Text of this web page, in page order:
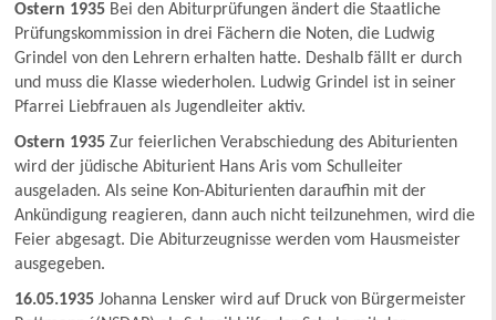
Ostern 1935 Bei den Abiturprüfungen ändert die Staatliche
Prüfungskommission in drei Fächern die Noten, die Ludwig
Grindel von den Lehrern erhalten hatte. Deshalb fällt er durch
und muss die Klasse wiederholen. Ludwig Grindel ist in seiner
Pfarrei Liebfrauen als Jugendleiter aktiv.
Ostern 1935 Zur feierlichen Verabschiedung des Abiturienten
wird der jüdische Abiturient Hans Aris vom Schulleiter
ausgeladen. Als seine Kon-Abiturienten daraufhin mit der
Ankündigung reagieren, dann auch nicht teilzunehmen, wird die
Feier abgesagt. Die Abiturzeugnisse werden vom Hausmeister
ausgegeben.
16.05.1935 Johanna Lensker wird auf Druck von Bürgermeister